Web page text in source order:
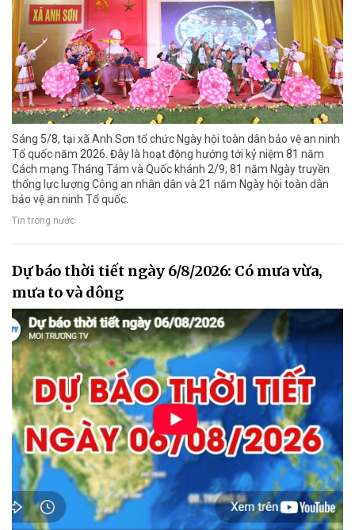
Sáng 5/8, tại xã Anh Sơn tổ chức Ngày hội toàn dân bảo vệ an ninh
Tổ quốc năm 2026. Đây là hoạt động hướng tới kỷ niệm 81 năm
Cách mạng Tháng Tám và Quốc khánh 2/9; 81 năm Ngày truyền
thống lực lượng Công an nhân dân và 21 năm Ngày hội toàn dân
bảo vệ an ninh Tổ quốc.
Tin trong nước
Dự báo thời tiết ngày 6/8/2026: Có mưa vừa,
mưa to và dông